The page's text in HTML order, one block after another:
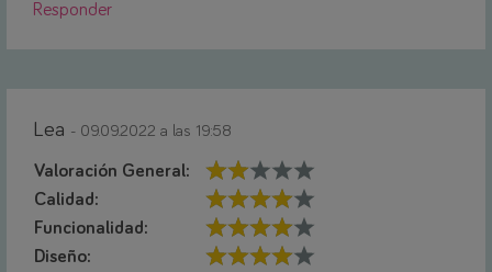
Responder
Lea - 09.09.2022 a las 19:58
Valoración General:
Calidad:
Funcionalidad:
Diseño: